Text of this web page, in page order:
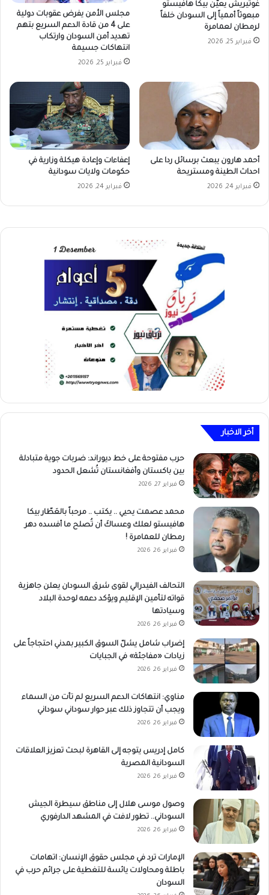
غوتيريش يعيّن بيكا هافيستو
مبعوثاً أممياً إلى السودان خلفاً
لرمطان لعمامرة
فبراير 25, 2026
مجلس الأمن يفرض عقوبات دولية
على 4 من قادة الدعم السريع بتهم
تهديد أمن السودان وارتكاب
انتهاكات جسيمة
فبراير 25, 2026
أحمد هارون يبعث برسائل ردا على
احداث الطينة ومستريحة
فبراير 24, 2026
إعفاءات وإعادة هيكلة وزارية في
حكومات ولايات سودانية
فبراير 24, 2026
أخر الاخبار
حرب مفتوحة على خط ديوراند: ضربات جوية متبادلة
بين باكستان وأفغانستان تُشعل الحدود
فبراير 27, 2026
محمد عصمت يحيي .. يكتب .. مرحباً بالعَطّار بيكا
هافيستو لعلك وعساكَ أن تُصلح ما أفسده دهر
رمطان للعمامرة !
فبراير 26, 2026
التحالف الفيدرالي لقوى شرق السودان يعلن جاهزية
قواته لتأمين الإقليم ويؤكد دعمه لوحدة البلاد
وسيادتها
فبراير 26, 2026
إضراب شامل يشلّ السوق الكبير بمدني احتجاجاً على
زيادات «مفاجئة» في الجبايات
فبراير 26, 2026
مناوي: انتهاكات الدعم السريع لم تأت من السماء
ويجب أن تتجاوز ذلك عبر حوار سوداني سوداني
فبراير 26, 2026
كامل إدريس يتوجه إلى القاهرة لبحث تعزيز العلاقات
السودانية المصرية
فبراير 26, 2026
وصول موسى هلال إلى مناطق سيطرة الجيش
السوداني.. تطور لافت في المشهد الدارفوري
فبراير 26, 2026
الإمارات ترد في مجلس حقوق الإنسان: اتهامات
باطلة ومحاولات يائسة للتغطية على جرائم حرب في
السودان